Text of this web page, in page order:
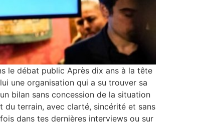
le débat public Après dix ans à la tête
une organisation qui a su trouver sa
bilan sans concession de la situation
terrain, avec clarté, sincérité et sans
dans tes dernières interviews ou sur